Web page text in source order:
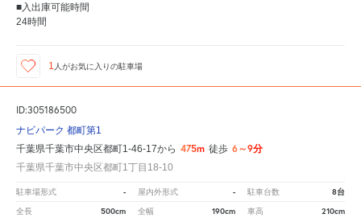
■入出庫可能時間
24時間
1 人がお気に入りの駐車場
ID:305186500
ナビパーク 都町第1
千葉県千葉市中央区都町1-46-17から 475m 徒歩 6～9分
千葉県千葉市中央区都町1丁目18-10
駐車場形式 - 屋内外形式 - 駐車台数 8台
全長 500cm 全幅 190cm 車高 210cm